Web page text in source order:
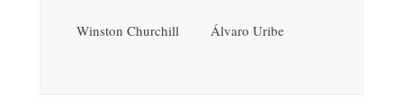
Winston Churchill Álvaro Uribe